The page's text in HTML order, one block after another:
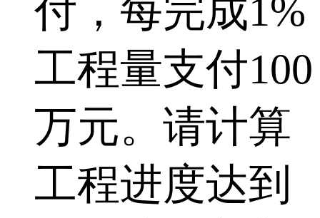
付，每完成1%
工程量支付100
万元。请计算
工程进度达到